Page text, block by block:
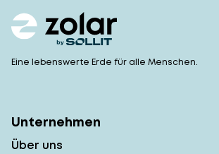
Eine lebenswerte Erde für alle Menschen.
Unternehmen
Über uns